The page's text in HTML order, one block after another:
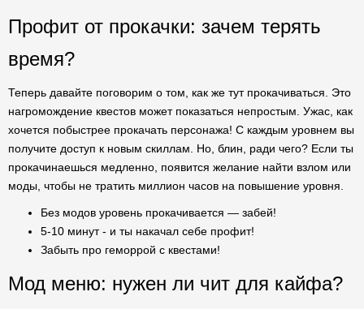
Профит от прокачки: зачем терять
время?
Теперь давайте поговорим о том, как же тут прокачиваться. Это
нагромождение квестов может показаться непростым. Ужас, как
хочется побыстрее прокачать персонажа! С каждым уровнем вы
получите доступ к новым скиллам. Но, блин, ради чего? Если ты
прокачинаешься медленно, появится желание найти взлом или
моды, чтобы не тратить миллион часов на повышение уровня.
Без модов уровень прокачивается — забей!
5-10 минут - и ты накачал себе профит!
Забыть про геморрой с квестами!
Мод меню: нужен ли чит для кайфа?